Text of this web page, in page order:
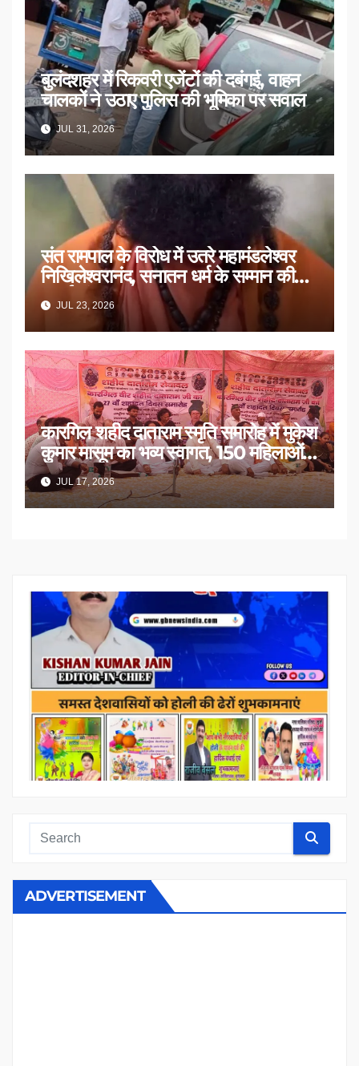
बुलंदशहर में रिकवरी एजेंटों की दबंगई, वाहन
चालकों ने उठाए पुलिस की भूमिका पर सवाल
JUL 31, 2026
संत रामपाल के विरोध में उतरे महामंडलेश्वर
निखिलेश्वरानंद, सनातन धर्म के सम्मान की
उठाई मांग
JUL 23, 2026
कारगिल शहीद दाताराम स्मृति समारोह में मुकेश
कुमार मासूम का भव्य स्वागत, 150 महिलाओं
का सम्मान
JUL 17, 2026
ADVERTISEMENT